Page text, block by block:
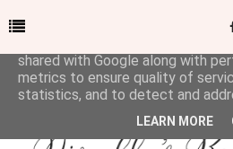
This site uses cookies from
shared with Google along with
metrics to ensure quality of
statistics, and to detect and
LEARN MORE